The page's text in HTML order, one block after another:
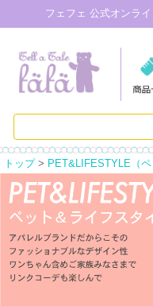
フェフェ 公式オンラ
トップ> PET&LIFESTYLE（ペ